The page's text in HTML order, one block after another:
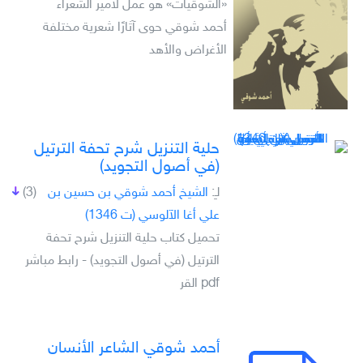
«الشوقيات» هو عمل لأمير الشعراء
أحمد شوقي حوى آثارًا شعرية مختلفة
الأغراض والأهد
حلية التنزيل شرح تحفة الترتيل
(في أصول التجويد)
(3) لـِ: الشيخ أحمد شوقي بن حسين بن
علي أغا الآلوسي (ت 1346)
تحميل كتاب حلية التنزيل شرح تحفة
الترتيل (في أصول التجويد) - رابط مباشر
pdf القر
أحمد شوقي الشاعر الأنسان